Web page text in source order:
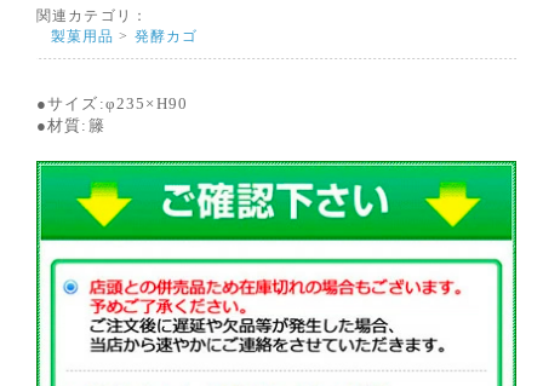
関連カテゴリ：
製菓用品 > 発酵カゴ
●サイズ:φ235×H90
●材質:籐